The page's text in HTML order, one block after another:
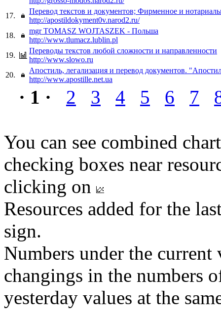
17.
Перевод текстов и документов; Фирменное и
http://apostildokyment0v.narod2.ru/
18.
mgr TOMASZ WOJTASZEK - Польша
http://www.tlumacz.lublin.pl
19.
Переводы текстов любой сложности и направленности
http://www.slowo.ru
20.
Апостиль, легализация и перевод документов.
http://www.apostille.net.ua
· 1 · 2 3 4 5 6 7
You can see combined
checking boxes near
clicking on
Resources added for the
sign.
Numbers under the
changings in the numbers
yesterday values at the